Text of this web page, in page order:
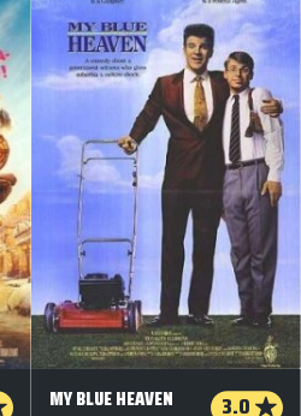
MY BLUE HEAVEN 3.0